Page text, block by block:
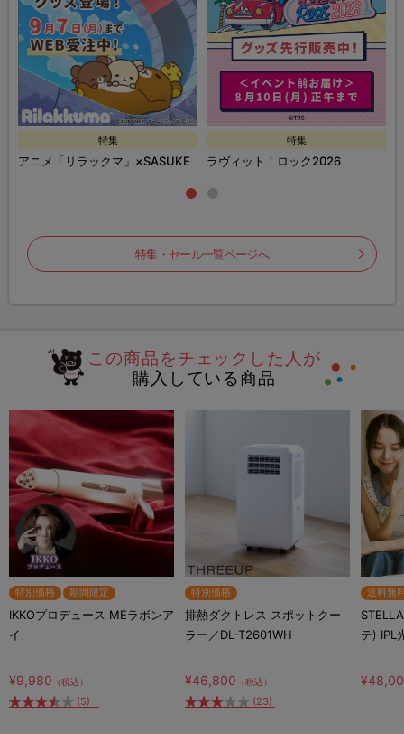
特集
アニメ「リラックマ」×SASUKE
特集
ラヴィット！ロック2026
特集・セール一覧ページへ
この商品をチェックした人が
購入している商品
特別価格 期間限定
IKKOプロデュース MEラボンア
イ
¥9,980 （税込）
(5)
特別価格
排熱ダクトレス スポットクー
ラー／DL-T2601WH
¥46,800 （税込）
(23)
送料無
テ) IPL